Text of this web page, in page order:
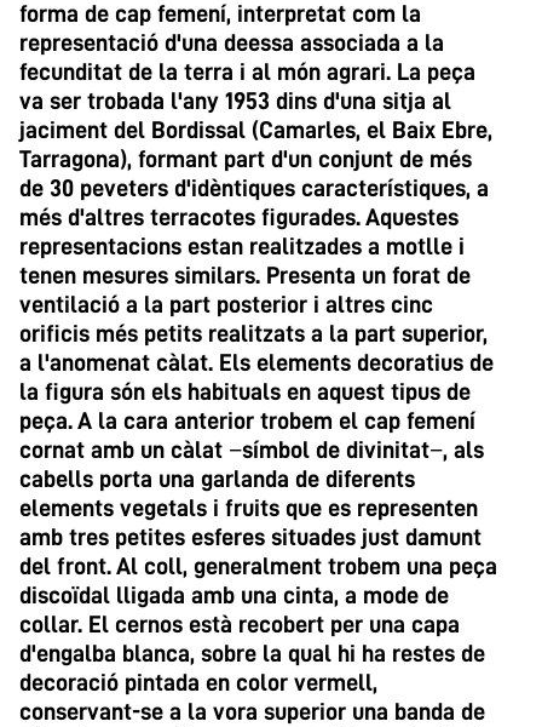
forma de cap femení, interpretat com la
representació d'una deessa associada a la
fecunditat de la terra i al món agrari. La peça
va ser trobada l'any 1953 dins d'una sitja al
jaciment del Bordissal (Camarles, el Baix Ebre,
Tarragona), formant part d'un conjunt de més
de 30 peveters d'idèntiques característiques, a
més d'altres terracotes figurades. Aquestes
representacions estan realitzades a motlle i
tenen mesures similars. Presenta un forat de
ventilació a la part posterior i altres cinc
orificis més petits realitzats a la part superior,
a l'anomenat càlat. Els elements decoratius de
la figura són els habituals en aquest tipus de
peça. A la cara anterior trobem el cap femení
cornat amb un càlat −símbol de divinitat−, als
cabells porta una garlanda de diferents
elements vegetals i fruits que es representen
amb tres petites esferes situades just damunt
del front. Al coll, generalment trobem una peça
discoïdal lligada amb una cinta, a mode de
collar. El cernos està recobert per una capa
d'engalba blanca, sobre la qual hi ha restes de
decoració pintada en color vermell,
conservant-se a la vora superior una banda de